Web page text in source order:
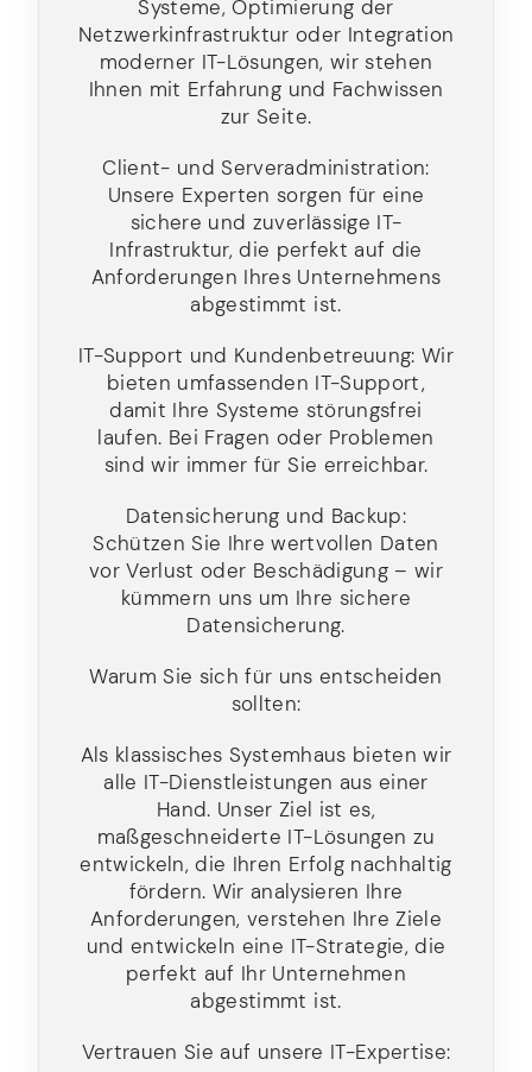
Systeme, Optimierung der
Netzwerkinfrastruktur oder Integration
moderner IT-Lösungen, wir stehen
Ihnen mit Erfahrung und Fachwissen
zur Seite.
Client- und Serveradministration:
Unsere Experten sorgen für eine
sichere und zuverlässige IT-
Infrastruktur, die perfekt auf die
Anforderungen Ihres Unternehmens
abgestimmt ist.
IT-Support und Kundenbetreuung: Wir
bieten umfassenden IT-Support,
damit Ihre Systeme störungsfrei
laufen. Bei Fragen oder Problemen
sind wir immer für Sie erreichbar.
Datensicherung und Backup:
Schützen Sie Ihre wertvollen Daten
vor Verlust oder Beschädigung – wir
kümmern uns um Ihre sichere
Datensicherung.
Warum Sie sich für uns entscheiden
sollten:
Als klassisches Systemhaus bieten wir
alle IT-Dienstleistungen aus einer
Hand. Unser Ziel ist es,
maßgeschneiderte IT-Lösungen zu
entwickeln, die Ihren Erfolg nachhaltig
fördern. Wir analysieren Ihre
Anforderungen, verstehen Ihre Ziele
und entwickeln eine IT-Strategie, die
perfekt auf Ihr Unternehmen
abgestimmt ist.
Vertrauen Sie auf unsere IT-Expertise: